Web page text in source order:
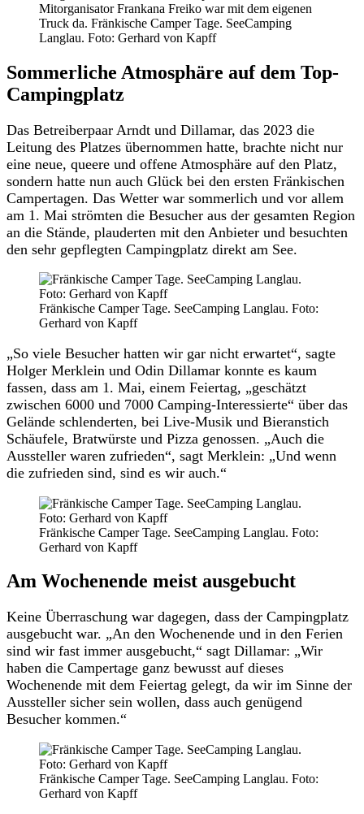
Mitorganisator Frankana Freiko war mit dem eigenen
Truck da. Fränkische Camper Tage. SeeCamping
Langlau. Foto: Gerhard von Kapff
Sommerliche Atmosphäre auf dem Top-
Campingplatz
Das Betreiberpaar Arndt und Dillamar, das 2023 die
Leitung des Platzes übernommen hatte, brachte nicht nur
eine neue, queere und offene Atmosphäre auf den Platz,
sondern hatte nun auch Glück bei den ersten Fränkischen
Campertagen. Das Wetter war sommerlich und vor allem
am 1. Mai strömten die Besucher aus der gesamten Region
an die Stände, plauderten mit den Anbieter und besuchten
den sehr gepflegten Campingplatz direkt am See.
Fränkische Camper Tage. SeeCamping Langlau. Foto:
Gerhard von Kapff
„So viele Besucher hatten wir gar nicht erwartet“, sagte
Holger Merklein und Odin Dillamar konnte es kaum
fassen, dass am 1. Mai, einem Feiertag, „geschätzt
zwischen 6000 und 7000 Camping-Interessierte“ über das
Gelände schlenderten, bei Live-Musik und Bieranstich
Schäufele, Bratwürste und Pizza genossen. „Auch die
Aussteller waren zufrieden“, sagt Merklein: „Und wenn
die zufrieden sind, sind es wir auch.“
Fränkische Camper Tage. SeeCamping Langlau. Foto:
Gerhard von Kapff
Am Wochenende meist ausgebucht
Keine Überraschung war dagegen, dass der Campingplatz
ausgebucht war. „An den Wochenende und in den Ferien
sind wir fast immer ausgebucht,“ sagt Dillamar: „Wir
haben die Campertage ganz bewusst auf dieses
Wochenende mit dem Feiertag gelegt, da wir im Sinne der
Aussteller sicher sein wollen, dass auch genügend
Besucher kommen.“
Fränkische Camper Tage. SeeCamping Langlau. Foto:
Gerhard von Kapff